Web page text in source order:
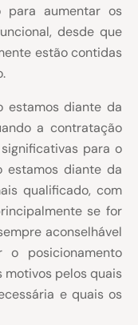
para aumentar os
desde que
estão contidas
estamos diante da
a contratação
para o
estamos diante da
qualificado, com
se for
aconselhável
posicionamento
motivos pelos quais
e quais os